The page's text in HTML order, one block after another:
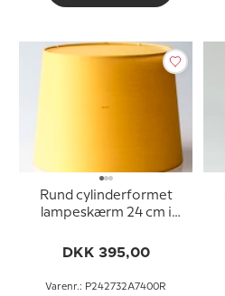
Rund cylinderformet
lampeskærm 24 cm i
DKK 395,00
Varenr.: P242732A7400R